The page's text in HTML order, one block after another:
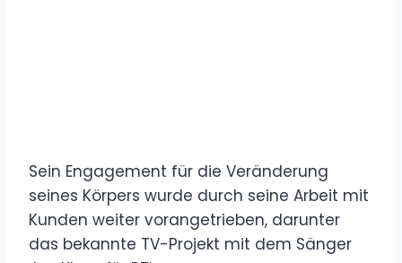
Sein Engagement für die Veränderung
seines Körpers wurde durch seine Arbeit mit
Kunden weiter vorangetrieben, darunter
das bekannte TV-Projekt mit dem Sänger